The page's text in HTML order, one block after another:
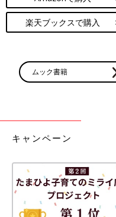
楽天ブックスで購入
ムック書籍
キャンペーン